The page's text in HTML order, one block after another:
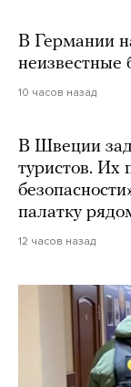
В Германии
неизвестные
10 часов назад
В Швеции
туристов. Их
палатку
12 часов назад